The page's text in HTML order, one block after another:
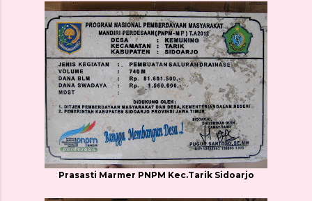
Prasasti Marmer PNPM Kec.Tarik Sidoarjo